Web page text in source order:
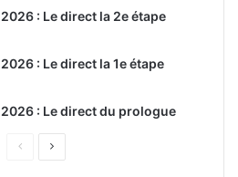
: Le direct la 2e étape
: Le direct la 1e étape
: Le direct du prologue
Page
Page